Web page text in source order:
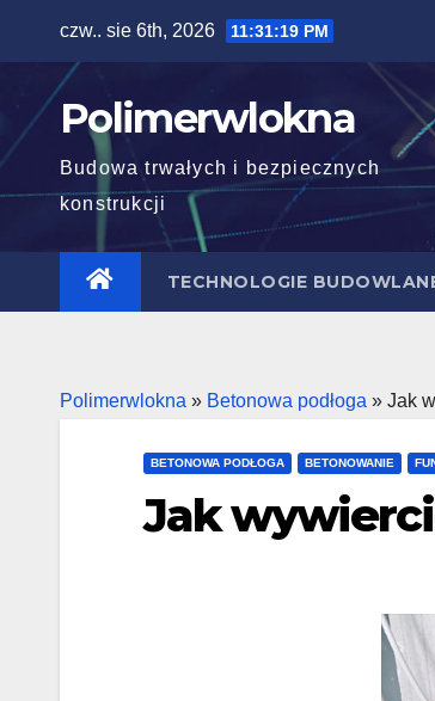
content
czw.. sie 6th, 2026 11:31:20 PM
Polimerwlokna
Budowa trwałych i bezpiecznych
konstrukcji
TECHNOLOGIE
Polimerwlokna » Betonowa podłoga » Jak
BETONOWA PODŁOGA BETONOWANIE
Jak